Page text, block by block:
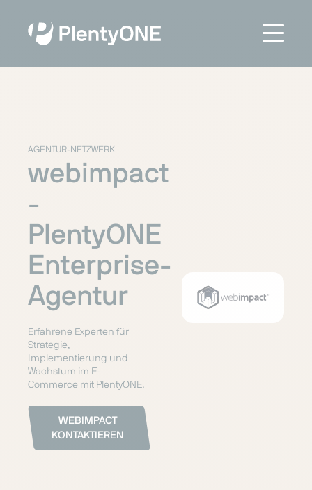
AGENTUR-NETZWERK
webimpact
-
PlentyONE
Enterprise-
Agentur
Erfahrene Experten für
Strategie,
Implementierung und
Wachstum im E-
Commerce mit PlentyONE.
WEBIMPACT
KONTAKTIEREN